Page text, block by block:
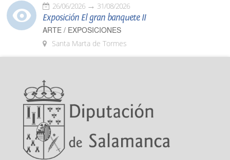
26/06/2026 31/08/2026
Exposición El gran banquete II
ARTE / EXPOSICIONES
Santa Marta de Tormes